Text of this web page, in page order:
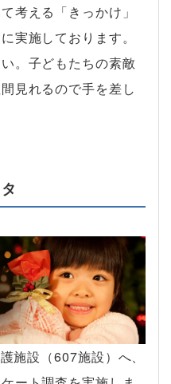
考える「きっかけ」
実施しております。
。子どもたちの素敵
見れるので手を差し
施設（607施設）へ、